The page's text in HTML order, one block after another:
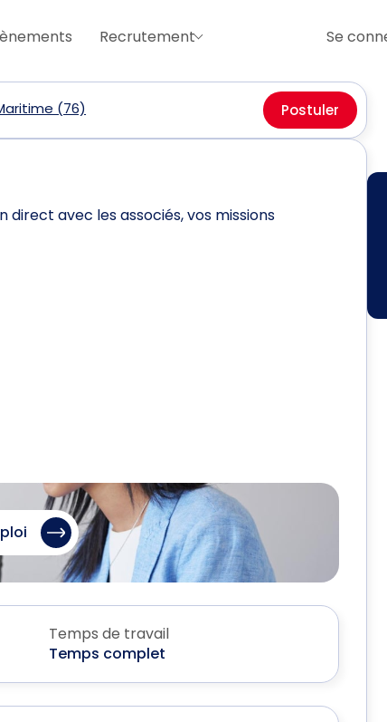
Recrutement Se
(76) Postuler
avec les associés, vos missions
Temps de travail
Temps complet